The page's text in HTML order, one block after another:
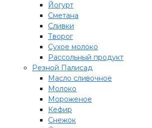
Йогурт
Сметана
Сливки
Творог
Сухое молоко
Рассольный продукт
Резной Палисад
Масло сливочное
Молоко
Мороженое
Кефир
Снежок